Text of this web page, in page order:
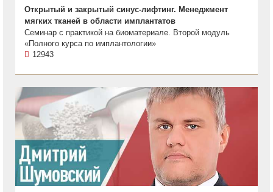
Открытый и закрытый синус-лифтинг. Менеджмент
мягких тканей в области имплантатов
Семинар с практикой на биоматериале. Второй модуль
«Полного курса по имплантологии»
12943